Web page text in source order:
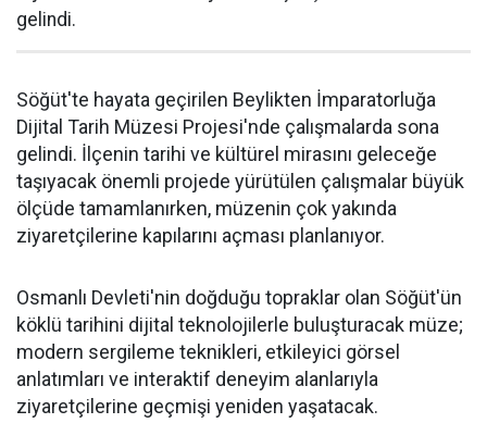
gelindi.
Söğüt'te hayata geçirilen Beylikten İmparatorluğa
Dijital Tarih Müzesi Projesi'nde çalışmalarda sona
gelindi. İlçenin tarihi ve kültürel mirasını geleceğe
taşıyacak önemli projede yürütülen çalışmalar büyük
ölçüde tamamlanırken, müzenin çok yakında
ziyaretçilerine kapılarını açması planlanıyor.
Osmanlı Devleti'nin doğduğu topraklar olan Söğüt'ün
köklü tarihini dijital teknolojilerle buluşturacak müze;
modern sergileme teknikleri, etkileyici görsel
anlatımları ve interaktif deneyim alanlarıyla
ziyaretçilerine geçmişi yeniden yaşatacak.